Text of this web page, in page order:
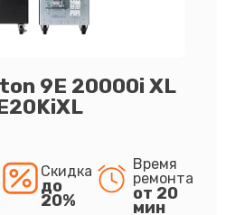
9E 20000i XL
Скидка
до
20%
Время
ремонта
от 20
мин